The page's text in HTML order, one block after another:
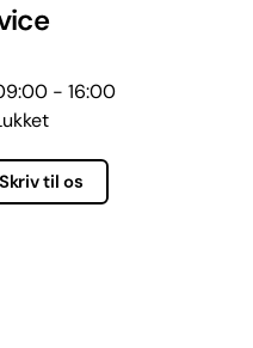
- 16:00
Skriv til os